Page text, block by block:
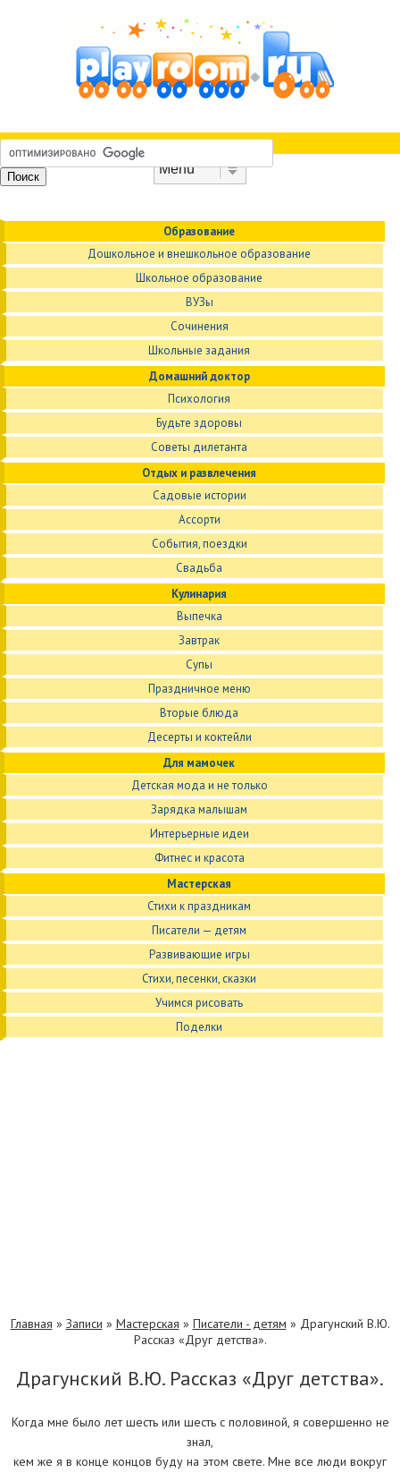
Образование
Дошкольное и внешкольное образование
Школьное образование
ВУЗы
Сочинения
Школьные задания
Домашний доктор
Психология
Будьте здоровы
Советы дилетанта
Отдых и развлечения
Садовые истории
Ассорти
События, поездки
Свадьба
Кулинария
Выпечка
Завтрак
Супы
Праздничное меню
Вторые блюда
Десерты и коктейли
Для мамочек
Детская мода и не только
Зарядка малышам
Интерьерные идеи
Фитнес и красота
Мастерская
Стихи к праздникам
Писатели — детям
Развивающие игры
Стихи, песенки, сказки
Учимся рисовать
Поделки
Главная » Записи » Мастерская » Писатели - детям » Драгунский В.Ю.
Рассказ «Друг детства».
Драгунский В.Ю. Рассказ «Друг детства».
Когда мне было лет шесть или шесть с половиной, я совершенно не
знал,
кем же я в конце концов буду на этом свете. Мне все люди вокруг